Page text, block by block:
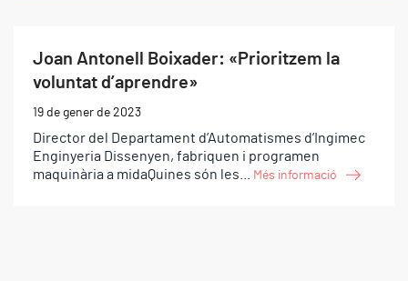
Joan Antonell Boixader: «Prioritzem la
voluntat d’aprendre»
19 de gener de 2023
Director del Departament d’Automatismes d’Ingimec
Enginyeria Dissenyen, fabriquen i programen
maquinària a midaQuines són les... Més informació